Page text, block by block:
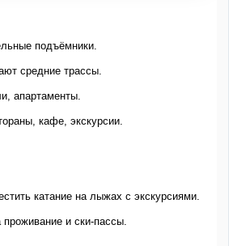
подъёмники.
средние трассы.
апартаменты.
кафе, экскурсии.
катание на лыжах с экскурсиями.
и ски-пассы.